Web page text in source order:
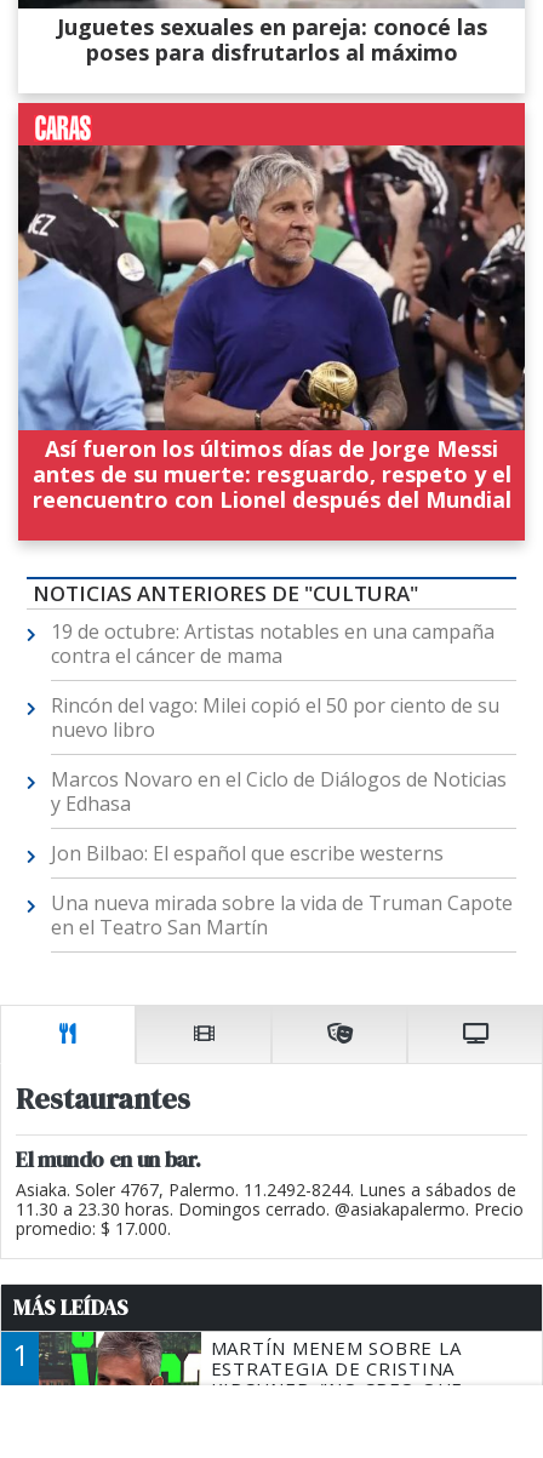
Juguetes sexuales en pareja: conocé las
poses para disfrutarlos al máximo
Así fueron los últimos días de Jorge Messi
antes de su muerte: resguardo, respeto y el
reencuentro con Lionel después del Mundial
NOTICIAS ANTERIORES DE "CULTURA"
19 de octubre: Artistas notables en una campaña
contra el cáncer de mama
Rincón del vago: Milei copió el 50 por ciento de su
nuevo libro
Marcos Novaro en el Ciclo de Diálogos de Noticias
y Edhasa
Jon Bilbao: El español que escribe westerns
Una nueva mirada sobre la vida de Truman Capote
en el Teatro San Martín
Restaurantes
El mundo en un bar.
Asiaka. Soler 4767, Palermo. 11.2492-8244. Lunes a sábados de
11.30 a 23.30 horas. Domingos cerrado. @asiakapalermo. Precio
promedio: $ 17.000.
MÁS LEÍDAS
1
MARTÍN MENEM SOBRE LA
ESTRATEGIA DE CRISTINA
KIRCHNER: "NO CREO QUE